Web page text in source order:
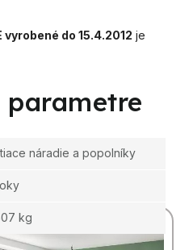
vyrobené do 15.4.2012 je
parametre
náradie a popolníky
kg